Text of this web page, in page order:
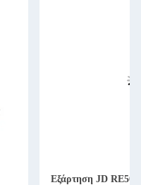
Εξάρτηση JD